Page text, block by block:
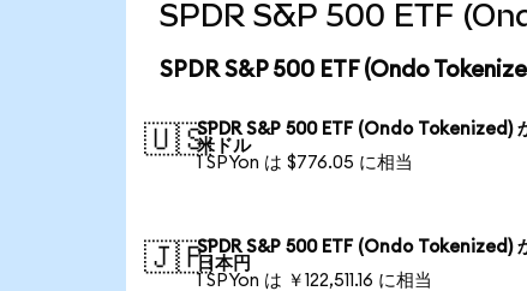
SPDR S&P 500 ETF
SPDR S&P 500 ETF (Ondo
🇺🇸SPDR S&P 500 ETF (Ondo Tokenized)
米ドル
1 SPYon は $776.05 に相当
🇯🇵SPDR S&P 500 ETF (Ondo Tokenized)
日本円
1 SPYon は ￥122,511.16 に相当